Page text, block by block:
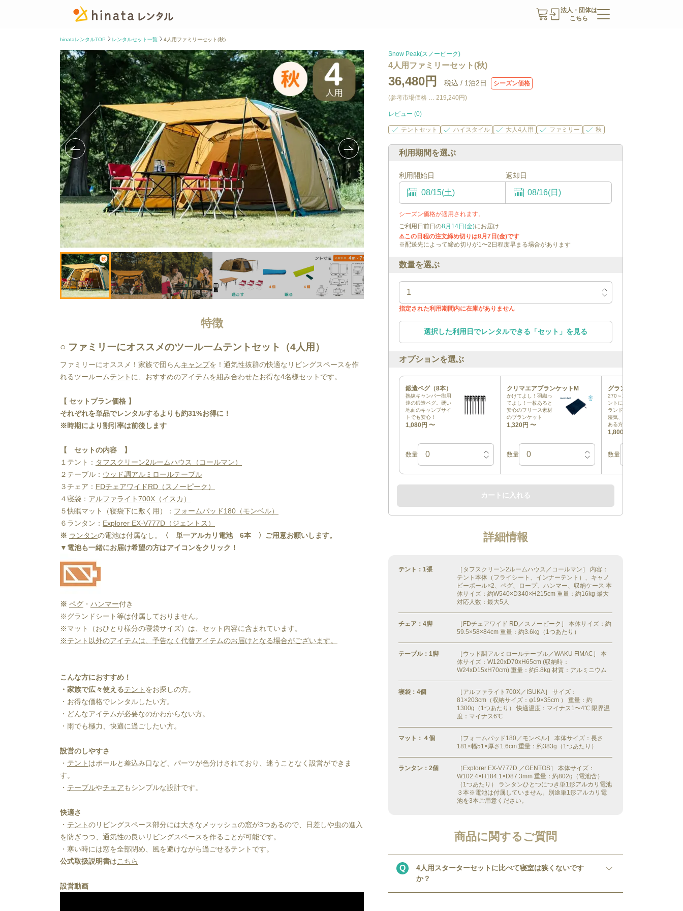
法人・団体は
こちら
hinataレンタルTOP レンタルセット一覧 4人用ファミリーセット(秋)
特徴
ファミリーにオススメのツールームテントセット（4人用）
ファミリーにオススメ！家族で団らんキャンプを！通気性抜群の快適なリビングスペースを作
れるツールームテント に、おすすめのアイテムを組み合わせたお得な4名様セットです。
【 セットプラン価格 】
それぞれを単品でレンタルするよりも約31%お得に！
﻿※時期により割引率は前後します
【　セットの内容　】
１テント： タフスクリーン2ルームハウス（コールマン）
２テーブル： ウッド調アルミロールテーブル
３チェア： FDチェアワイドRD（スノーピーク）
４寝袋： アルファライト700X（イスカ）
５快眠マット（寝袋下に敷く用）： フォームパッド180（モンベル）
６ランタン： Explorer EX-V777D（ジェントス）
※ ランタンの電池は付属なし。
〈　単一アルカリ電池　6本　〉ご用意お願いします。
﻿▼電池も一緒にお届け希望の方はアイコンをクリック！
※ ペグ ・ ハンマー付き
※グランドシート等は付属しておりません。
※マット（おひとり様分の寝袋サイズ）は、セット内容に含まれています。
※テント以外のアイテムは、予告なく代替アイテムのお届けとなる場合がございます。
こんな方におすすめ！
・家族で広々使えるテント をお探しの方。
・お得な価格でレンタルしたい方。
・どんなアイテムが必要なのかわからない方。
・雨でも極力、快適に過ごしたい方。
設営のしやすさ
・ テント はポールと差込み口など、パーツが色分けされており、迷うことなく設営ができま
す。
・ テーブルやチェアもシンプルな設計です。
快適さ
・ テントのリビングスペース部分には大きなメッッシュの窓が3つあるので、日差しや虫の進入
を防ぎつつ、通気性の良いリビングスペースを作ることが可能です。
・寒い時には窓を全部閉め、風を避けながら過ごせるテントです。
公式取扱説明書はこちら
設営動画
Snow Peak(スノーピーク)
4人用ファミリーセット(秋)
36,480円 税込 / 1泊2日
シーズン価格
(参考市場価格 …219,240円)
レビュー (0)
テントセット ハイスタイル 大人4人用 ファミリー 秋
利用期間を選ぶ
利用開始日 返却日
シーズン価格が適用されます。
ご利用日前日の8月14日(金)にお届け
⚠️この日程の注文締め切りは8月7日(金)です
※配送先によって締め切りが1〜2日程度早まる場合があります
数量を選ぶ
指定された利用期間内に在庫がありません
選択した利用日でレンタルできる 「セット 」を見る
オプションを選ぶ
鍛造ペグ（8本）
熟練キャンパー御用
達の鍛造ペグ。硬い
地面のキャンプサイ
トでも安心！
1,080円 〜
数量
クリマエアブランケットM
かけてよし！羽織っ
てよし！一枚あると
安心のフリース素材
のブランケット
1,320円 〜
数量
グランドシートMサイズ
270～280cm四方のテ
ントにおすすめなグ
ランドシート！雨や
湿気、凸凹に不安が
ある方にお勧め！
1,800円
数量
カートに入れる
詳細情報
テント：1張
［タフスクリーン2ルームハウス／コールマン］ 内容：
テント本体（フライシート、インナーテント）、キャノ
ピーポール×2、ペグ、ロープ、ハンマー、収納ケース 本
体サイズ：約W540×D340×H215cm 重量：約16kg 最大
対応人数：最大5人
チェア：4脚
［FDチェアワイド RD／スノーピーク］ 本体サイズ：約
59.5×58×84cm 重量：約3.6kg（1つあたり）
テーブル：1脚
［ウッド調アルミロールテーブル／WAKU FIMAC］ 本
体サイズ：W120xD70xH65cm (収納時：
W24xD15xH70cm) 重量：約5.8kg 材質：アルミニウム
寝袋：4個
［アルファライト700X／ISUKA］ サイズ：
81×203cm（収納サイズ：φ19×35cm ） 重量：約
1300g（1つあたり） 快適温度：マイナス1〜4℃ 限界温
度：マイナス6℃
マット：４個
［フォームパッド180／モンベル］ 本体サイズ：長さ
181×幅51×厚さ1.6cm 重量：約383g（1つあたり）
ランタン：2個
［Explorer EX-V777D ／GENTOS］ 本体サイズ：
W102.4×H184.1×D87.3mm 重量：約802g（電池含）
（1つあたり） ランタンひとつにつき単1形アルカリ電池
３本※電池は付属していません。別途単1形アルカリ電
池を3本ご用意ください。
商品に関するご質問
Q
4人用スターターセットに比べて寝室は狭くないです
か？